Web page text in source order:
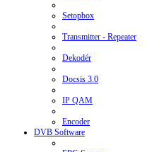
Setopbox
Transmitter - Repeater
Dekodér
Docsis 3.0
IP QAM
Encoder
DVB Software